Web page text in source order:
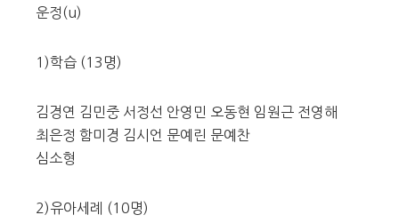
운정(u)
1)학습 (13명)
김경연 김민중 서정선 안영민 오동현 임원근 전영해
최은정 함미경 김시언 문예린 문예찬
심소형
2)유아세례 (10명)